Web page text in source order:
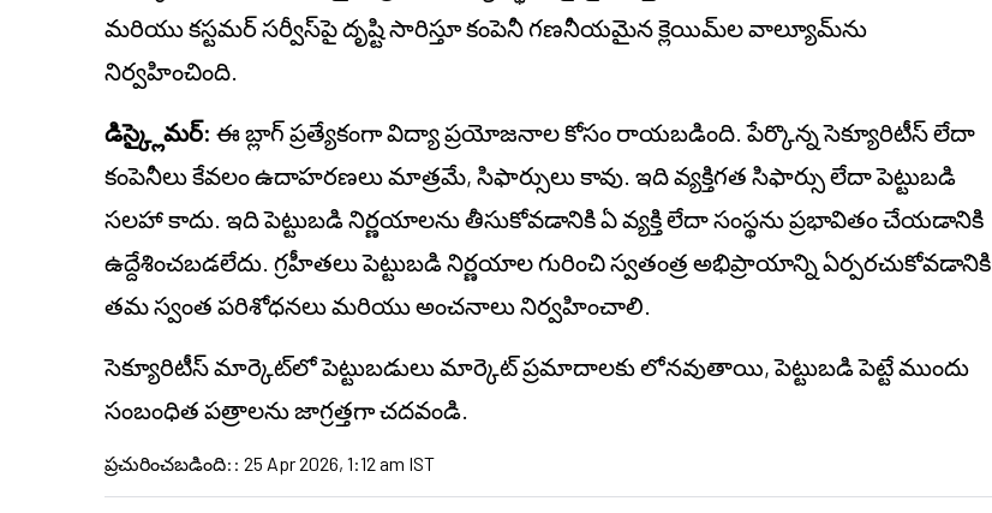
మరియు కస్టమర్ సర్వీస్‌పై దృష్టి సారిస్తూ కంపెనీ గణనీయమైన క్లెయిమ్‌ల వాల్యూమ్‌ను
నిర్వహించింది.
డిస్క్లైమర్: ఈ బ్లాగ్ ప్రత్యేకంగా విద్యా ప్రయోజనాల కోసం రాయబడింది. పేర్కొన్న సెక్యూరిటీస్ లేదా
కంపెనీలు కేవలం ఉదాహరణలు మాత్రమే, సిఫార్సులు కావు. ఇది వ్యక్తిగత సిఫార్సు లేదా పెట్టుబడి
సలహా కాదు. ఇది పెట్టుబడి నిర్ణయాలను తీసుకోవడానికి ఏ వ్యక్తి లేదా సంస్థను ప్రభావితం చేయడానికి
ఉద్దేశించబడలేదు. గ్రహీతలు పెట్టుబడి నిర్ణయాల గురించి స్వతంత్ర అభిప్రాయాన్ని ఏర్పరచుకోవడానికి
తమ స్వంత పరిశోధనలు మరియు అంచనాలు నిర్వహించాలి.
సెక్యూరిటీస్ మార్కెట్‌లో పెట్టుబడులు మార్కెట్ ప్రమాదాలకు లోనవుతాయి, పెట్టుబడి పెట్టే ముందు
సంబంధిత పత్రాలను జాగ్రత్తగా చదవండి.
ప్రచురించబడింది: : 25 Apr 2026, 1:12 am IST